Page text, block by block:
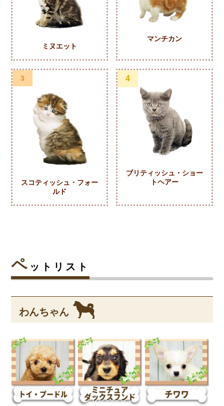
ミヌエット
マンチカン
3
スコティッシュ・フォー
ルド
4
ブリティッシュ・ショー
トヘアー
ペ ットリスト
わんちゃん